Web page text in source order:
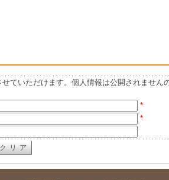
ていただけます。個人情報は公開されません
*
*